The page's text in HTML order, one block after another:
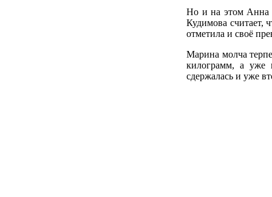
Но и на этом Анна
Кудимова считает,
отметила и своё
Марина молча
килограмм, а уже
сдержалась и уже